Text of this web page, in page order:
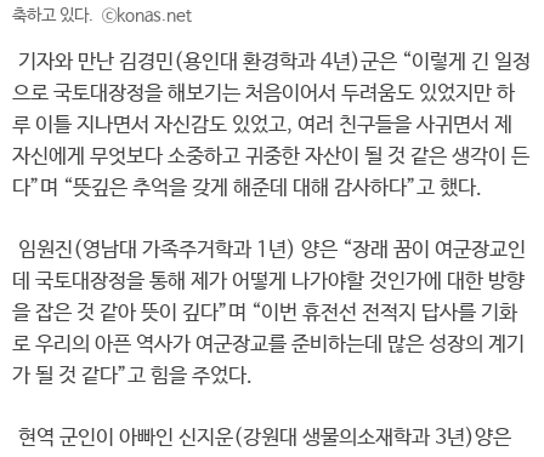
축하고 있다. ⓒkonas.net
기자와 만난 김경민(용인대 환경학과 4년)군은 “이렇게 긴 일정
으로 국토대장정을 해보기는 처음이어서 두려움도 있었지만 하
루 이틀 지나면서 자신감도 있었고, 여러 친구들을 사귀면서 제
자신에게 무엇보다 소중하고 귀중한 자산이 될 것 같은 생각이 든
다”며 “뜻깊은 추억을 갖게 해준데 대해 감사하다”고 했다.
임원진(영남대 가족주거학과 1년) 양은 “장래 꿈이 여군장교인
데 국토대장정을 통해 제가 어떻게 나가야할 것인가에 대한 방향
을 잡은 것 같아 뜻이 깊다”며 “이번 휴전선 전적지 답사를 기화
로 우리의 아픈 역사가 여군장교를 준비하는데 많은 성장의 계기
가 될 것 같다”고 힘을 주었다.
현역 군인이 아빠인 신지운(강원대 생물의소재학과 3년)양은